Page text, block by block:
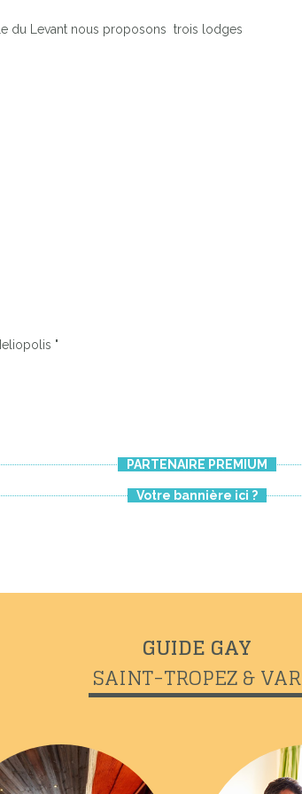
du Levant nous proposons trois lodges
"
PARTENAIRE PREMIUM
Votre bannière ici ?
GUIDE GAY
SAINT-TROPEZ & VAR